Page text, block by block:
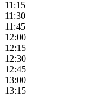
11:15
11:30
11:45
12:00
12:15
12:30
12:45
13:00
13:15